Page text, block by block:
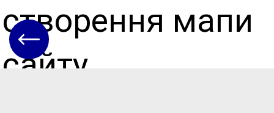
створення мапи
сайту,